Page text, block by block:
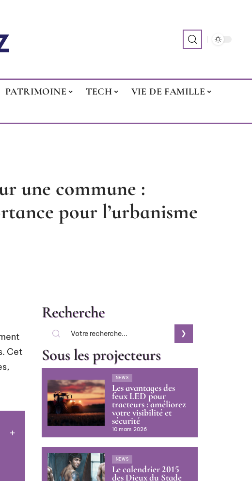
PATRIMOINE TECH
VIE DE FAMILLE
une commune :
pour l’urbanisme
Cet
Recherche
Sous les projecteurs
NEWS
Les avantages des
feux LED pour
tracteurs : améliorez
votre visibilité et
sécurité
10 mars 2026
NEWS
Le calendrier 2015
des Dieux du Stade